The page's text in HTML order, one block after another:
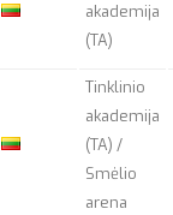
akademija
(TA)
Tinklinio
akademija
(TA) /
Smėlio
arena